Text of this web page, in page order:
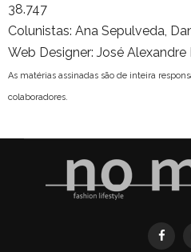
38.747
Colunistas: Ana Sepulveda,
Web Designer: José Alexandre
As matérias assinadas são de inteira
colaboradores.